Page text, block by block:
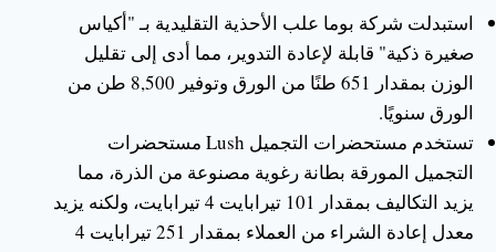
استبدلت شركة بوما علب الأحذية التقليدية بـ "أكياس
صغيرة ذكية" قابلة لإعادة التدوير، مما أدى إلى تقليل
الوزن بمقدار 651 طنًا من الورق وتوفير 8,500 طن من
الورق سنويًا.
تستخدم مستحضرات التجميل Lush مستحضرات
التجميل المورقة بطانة رغوية مصنوعة من الذرة، مما
يزيد التكاليف بمقدار 101 تيرابايت 4 تيرابايت، ولكنه يزيد
معدل إعادة الشراء من العملاء بمقدار 251 تيرابايت 4